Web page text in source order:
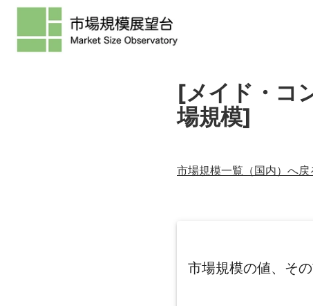
[メイド・コ
場規模]
市場規模一覧（国内）へ戻
市場規模の値、そ